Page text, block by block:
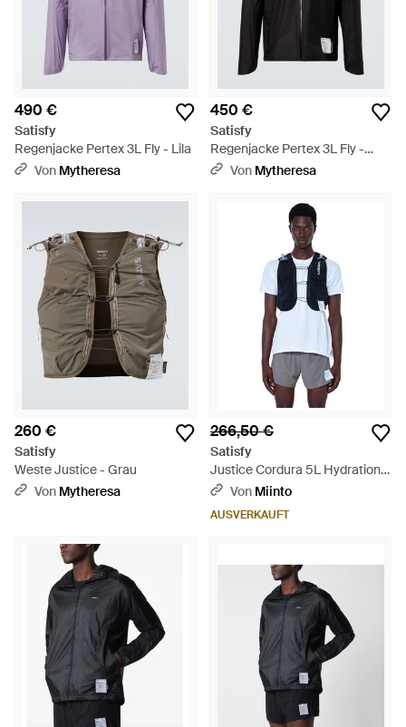
490 €
Satisfy
Regenjacke Pertex 3L Fly - Lila
Von Mytheresa
450 €
Satisfy
Regenjacke Pertex 3L Fly -
Schwarz
Von Mytheresa
260 €
Satisfy
Weste Justice - Grau
Von Mytheresa
266,50 €
Satisfy
Justice Cordura 5L Hydration
Vest - Blau
Von Miinto
AUSVERKAUFT